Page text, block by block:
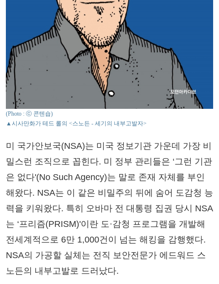
(Photo : ⓒ 콘텐숍)
▲시사만화가 테드 롤의 <스노든 - 세기의 내부고발자>
미 국가안보국(NSA)는 미국 정보기관 가운데 가장 비
밀스런 조직으로 꼽힌다. 미 정부 관리들은 ‘그런 기관
은 없다'(No Such Agency)는 말로 존재 자체를 부인
해왔다. NSA는 이 같은 비밀주의 뒤에 숨어 도감청 능
력을 키워왔다. 특히 오바마 전 대통령 집권 당시 NSA
는 ‘프리즘(PRISM)'이란 도·감청 프로그램을 개발해
전세계적으로 6만 1,000건이 넘는 해킹을 감행했다.
NSA의 가공할 실체는 전직 보안전문가 에드워드 스
노든의 내부고발로 드러났다.